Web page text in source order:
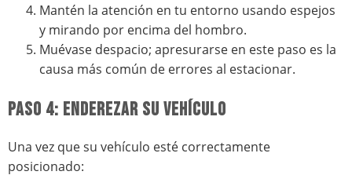
Mantén la atención en tu entorno usando espejos
y mirando por encima del hombro.
Muévase despacio; apresurarse en este paso es la
causa más común de errores al estacionar.
PASO 4: ENDEREZAR SU VEHÍCULO
Una vez que su vehículo esté correctamente
posicionado: